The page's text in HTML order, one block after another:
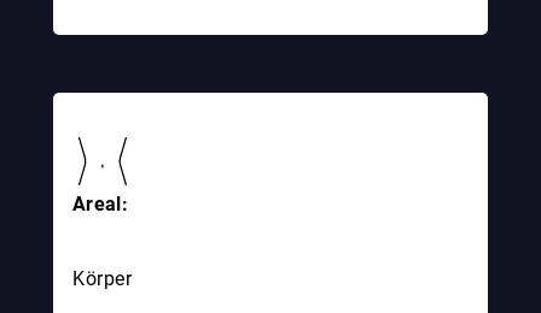
Areal:
Körper